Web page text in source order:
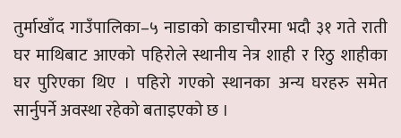
तुर्माखाँद गाउँपालिका–५ नाडाको काडाचौरमा भदौ ३१ गते राती
घर माथिबाट आएको पहिरोले स्थानीय नेत्र शाही र रिठु शाहीका
घर पुरिएका थिए । पहिरो गएको स्थानका अन्य घरहरु समेत
सार्नुपर्ने अवस्था रहेको बताइएको छ ।